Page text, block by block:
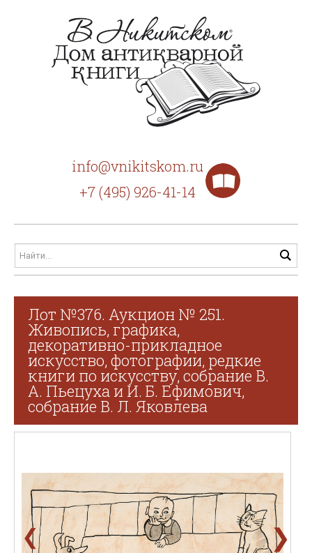
info@vnikitskom.ru
+7 (495) 926-41-14
Лот №376. Аукцион № 251.
Живопись, графика,
декоративно-прикладное
искусство, фотографии, редкие
книги по искусству, собрание В.
А. Пьецуха и И. Б. Ефимович,
собрание В. Л. Яковлева
❮ ❯